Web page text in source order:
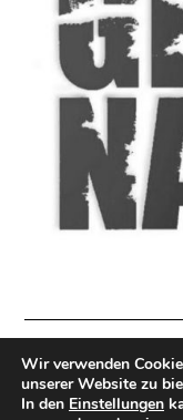
Impressum|
Wir verwenden
unserer Website zu
In den Einstellungen